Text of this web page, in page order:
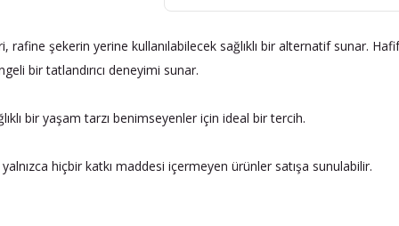
şekerin yerine kullanılabilecek sağlıklı bir alternatif sunar.
bir tatlandırıcı deneyimi sunar.
bir yaşam tarzı benimseyenler için ideal bir tercih.
hiçbir katkı maddesi içermeyen ürünler satışa sunulabilir.